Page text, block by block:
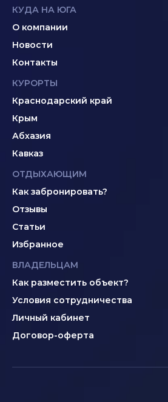
КУДА НА ЮГА
О компании
Новости
Контакты
КУРОРТЫ
Краснодарский край
Крым
Абхазия
Кавказ
ОТДЫХАЮЩИМ
Как забронировать?
Отзывы
Статьи
Избранное
ВЛАДЕЛЬЦАМ
Как разместить объект?
Условия сотрудничества
Личный кабинет
Договор-оферта